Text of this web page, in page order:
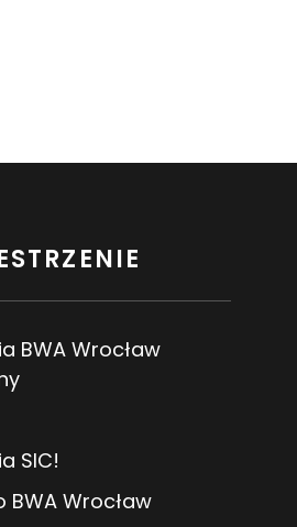
BWA Wrocław
SIC!
BWA Wrocław